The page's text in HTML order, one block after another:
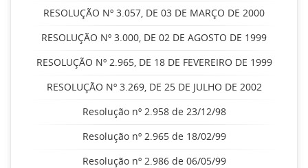
RESOLUÇÃO Nº 3.057, DE 03 DE MARÇO DE 2000
RESOLUÇÃO Nº 3.000, DE 02 DE AGOSTO DE 1999
RESOLUÇÃO Nº 2.965, DE 18 DE FEVEREIRO DE 1999
RESOLUÇÃO Nº 3.269, DE 25 DE JULHO DE 2002
Resolução nº 2.958 de 23/12/98
Resolução nº 2.965 de 18/02/99
Resolução nº 2.986 de 06/05/99